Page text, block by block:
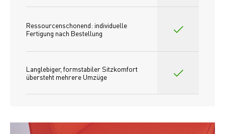
Ressourcenschonend: individuelle
Fertigung nach Bestellung
Langlebiger, formstabiler Sitzkomfort
übersteht mehrere Umzüge